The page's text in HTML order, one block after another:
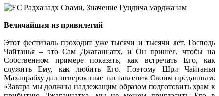
Величайшая из привилегий
Этот фестиваль проходит уже тысячи и тысячи лет. Господь
Чайтанья – это Сам Джаганнатх, и Он пришел, чтобы на
Собственном примере показать, как встречать Его, как
служить Ему, как любить Его. Поэтому Шри Чайтанья
Махапрабху дал невероятные наставления Своим преданным:
«Завтра мы должны надлежащим образом подготовить храм к